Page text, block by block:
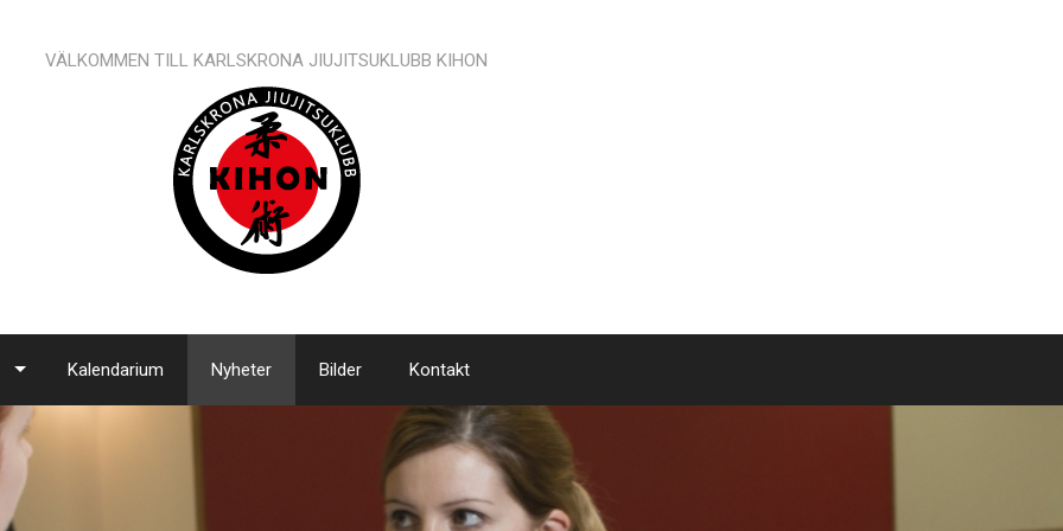
VÄLKOMMEN TILL KARLSKRONA JIUJITSUKLUBB KIHON
Kalendarium Nyheter Bilder Kontakt